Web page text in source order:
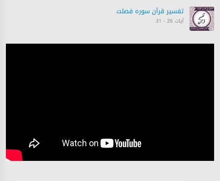
تفسیر قرآن سورہ ‎فصلت
آیات 26 - 31